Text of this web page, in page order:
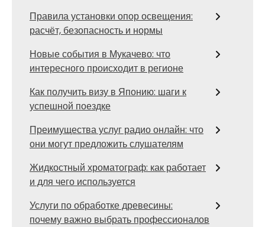
Правила установки опор освещения:
расчёт, безопасность и нормы
Новые события в Мукачево: что
интересного происходит в регионе
Как получить визу в Японию: шаги к
успешной поездке
Преимущества услуг радио онлайн: что
они могут предложить слушателям
Жидкостный хроматограф: как работает
и для чего используется
Услуги по обработке древесины:
почему важно выбрать профессионалов